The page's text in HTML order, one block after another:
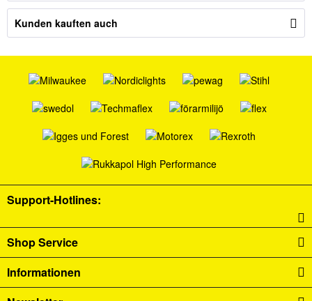
Kunden kauften auch
Support-Hotlines:
Shop Service
Informationen